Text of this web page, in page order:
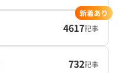
4617記事
新着あり
732記事